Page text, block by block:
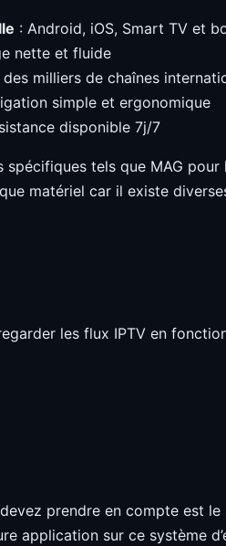
: Android, iOS, Smart TV et
nette et fluide
des milliers de chaînes
simple et ergonomique
disponible 7j/7
spécifiques tels que MAG
matériel car il existe
les flux IPTV en
prendre en compte est
application sur ce système